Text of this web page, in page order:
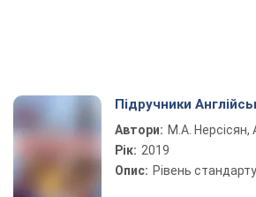
Підручники
Автори: М.А. Нерсісян,
Рік: 2019
Опис: Рівень стандарту